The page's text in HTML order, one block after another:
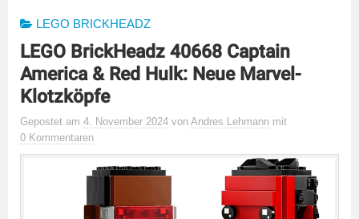
LEGO BRICKHEADZ
LEGO BrickHeadz 40668 Captain
America & Red Hulk: Neue Marvel-
Klotzköpfe
Gepostet am 4. November 2024 von Andres Lehmann mit
0 Kommentaren